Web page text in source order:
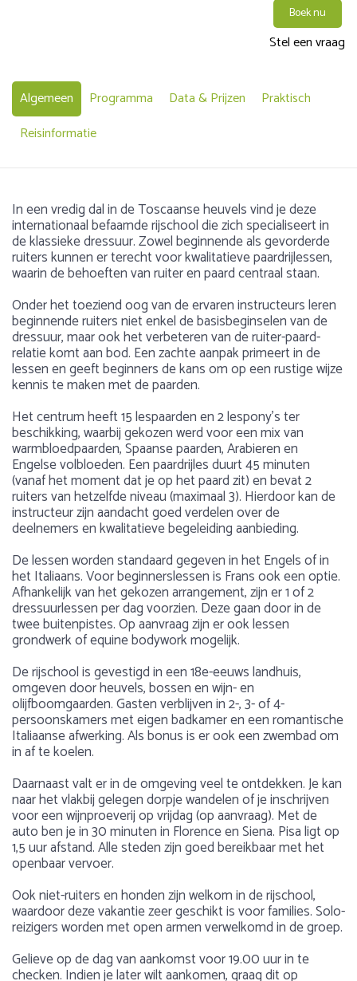
Boek nu
Stel een vraag
Algemeen Programma Data & Prijzen
Praktisch
Reisinformatie
In een vredig dal in de Toscaanse heuvels vind je deze
internationaal befaamde rijschool die zich specialiseert in
de klassieke dressuur. Zowel beginnende als gevorderde
ruiters kunnen er terecht voor kwalitatieve paardrijlessen,
waarin de behoeften van ruiter en paard centraal staan.
Onder het toeziend oog van de ervaren instructeurs leren
beginnende ruiters niet enkel de basisbeginselen van de
dressuur, maar ook het verbeteren van de ruiter-paard-
relatie komt aan bod. Een zachte aanpak primeert in de
lessen en geeft beginners de kans om op een rustige wijze
kennis te maken met de paarden.
Het centrum heeft 15 lespaarden en 2 lespony’s ter
beschikking, waarbij gekozen werd voor een mix van
warmbloedpaarden, Spaanse paarden, Arabieren en
Engelse volbloeden. Een paardrijles duurt 45 minuten
(vanaf het moment dat je op het paard zit) en bevat 2
ruiters van hetzelfde niveau (maximaal 3). Hierdoor kan de
instructeur zijn aandacht goed verdelen over de
deelnemers en kwalitatieve begeleiding aanbieding.
De lessen worden standaard gegeven in het Engels of in
het Italiaans. Voor beginnerslessen is Frans ook een optie.
Afhankelijk van het gekozen arrangement, zijn er 1 of 2
dressuurlessen per dag voorzien. Deze gaan door in de
twee buitenpistes. Op aanvraag zijn er ook lessen
grondwerk of equine bodywork mogelijk.
De rijschool is gevestigd in een 18e-eeuws landhuis,
omgeven door heuvels, bossen en wijn- en
olijfboomgaarden. Gasten verblijven in 2-, 3- of 4-
persoonskamers met eigen badkamer en een romantische
Italiaanse afwerking. Als bonus is er ook een zwembad om
in af te koelen.
Daarnaast valt er in de omgeving veel te ontdekken. Je kan
naar het vlakbij gelegen dorpje wandelen of je inschrijven
voor een wijnproeverij op vrijdag (op aanvraag). Met de
auto ben je in 30 minuten in Florence en Siena. Pisa ligt op
1,5 uur afstand. Alle steden zijn goed bereikbaar met het
openbaar vervoer.
Ook niet-ruiters en honden zijn welkom in de rijschool,
waardoor deze vakantie zeer geschikt is voor families. Solo-
reizigers worden met open armen verwelkomd in de groep.
Gelieve op de dag van aankomst voor 19.00 uur in te
checken. Indien je later wilt aankomen, graag dit op